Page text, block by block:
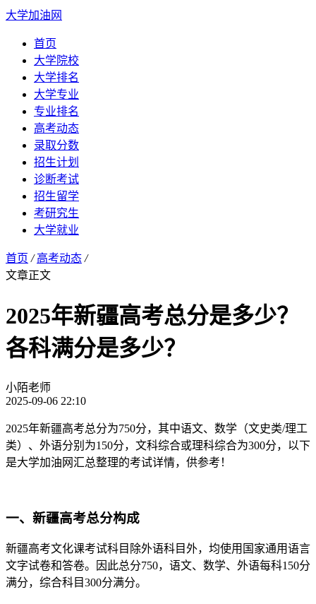
大学加油网
首页
大学院校
大学排名
大学专业
专业排名
高考动态
录取分数
招生计划
诊断考试
招生留学
考研究生
大学就业
首页 / 高考动态 /
文章正文
2025年新疆高考总分是多少？
各科满分是多少？
小陌老师
2025-09-06 22:10
2025年新疆高考总分为750分，其中语文、数学（文史类/理工
类）、外语分别为150分，文科综合或理科综合为300分，以下
是大学加油网汇总整理的考试详情，供参考！
一、新疆高考总分构成
新疆高考文化课考试科目除外语科目外，均使用国家通用语言
文字试卷和答卷。因此总分750，语文、数学、外语每科150分
满分，综合科目300分满分。